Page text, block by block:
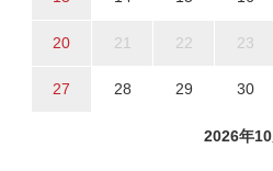
20 21 22 23
27 28 29 30
2026年10